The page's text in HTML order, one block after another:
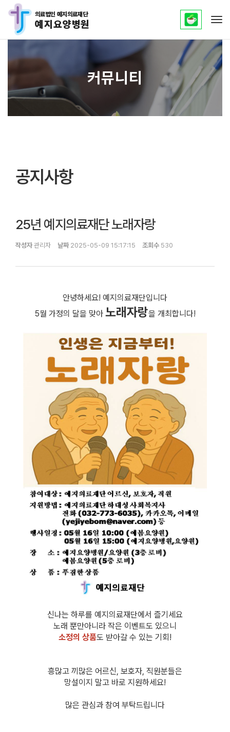
의료법인 예지의료재단
예지요양병원
커뮤니티
공지사항
25년 예지의료재단 노래자랑
작성자관리자 날짜 2025-05-09 15:17:15 조회수 530
안녕하세요! 예지의료재단입니다
5월 가정의 달을 맞아 노래자랑을 개최합니다!
신나는 하루를 예지의료재단에서 즐기세요
노래 뿐만아니라 작은 이벤트도 있으니
소정의 상품도 받아갈 수 있는 기회!
흥많고 끼많은 어르신, 보호자, 직원분들은
망설이지 말고 바로 지원하세요!
많은 관심과 참여 부탁드립니다